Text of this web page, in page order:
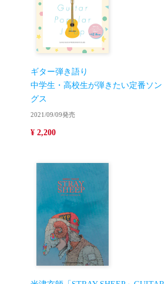
ギター弾き語り
中学生・高校生が弾きたい定番ソン
グス
2021/09/09発売
¥ 2,200